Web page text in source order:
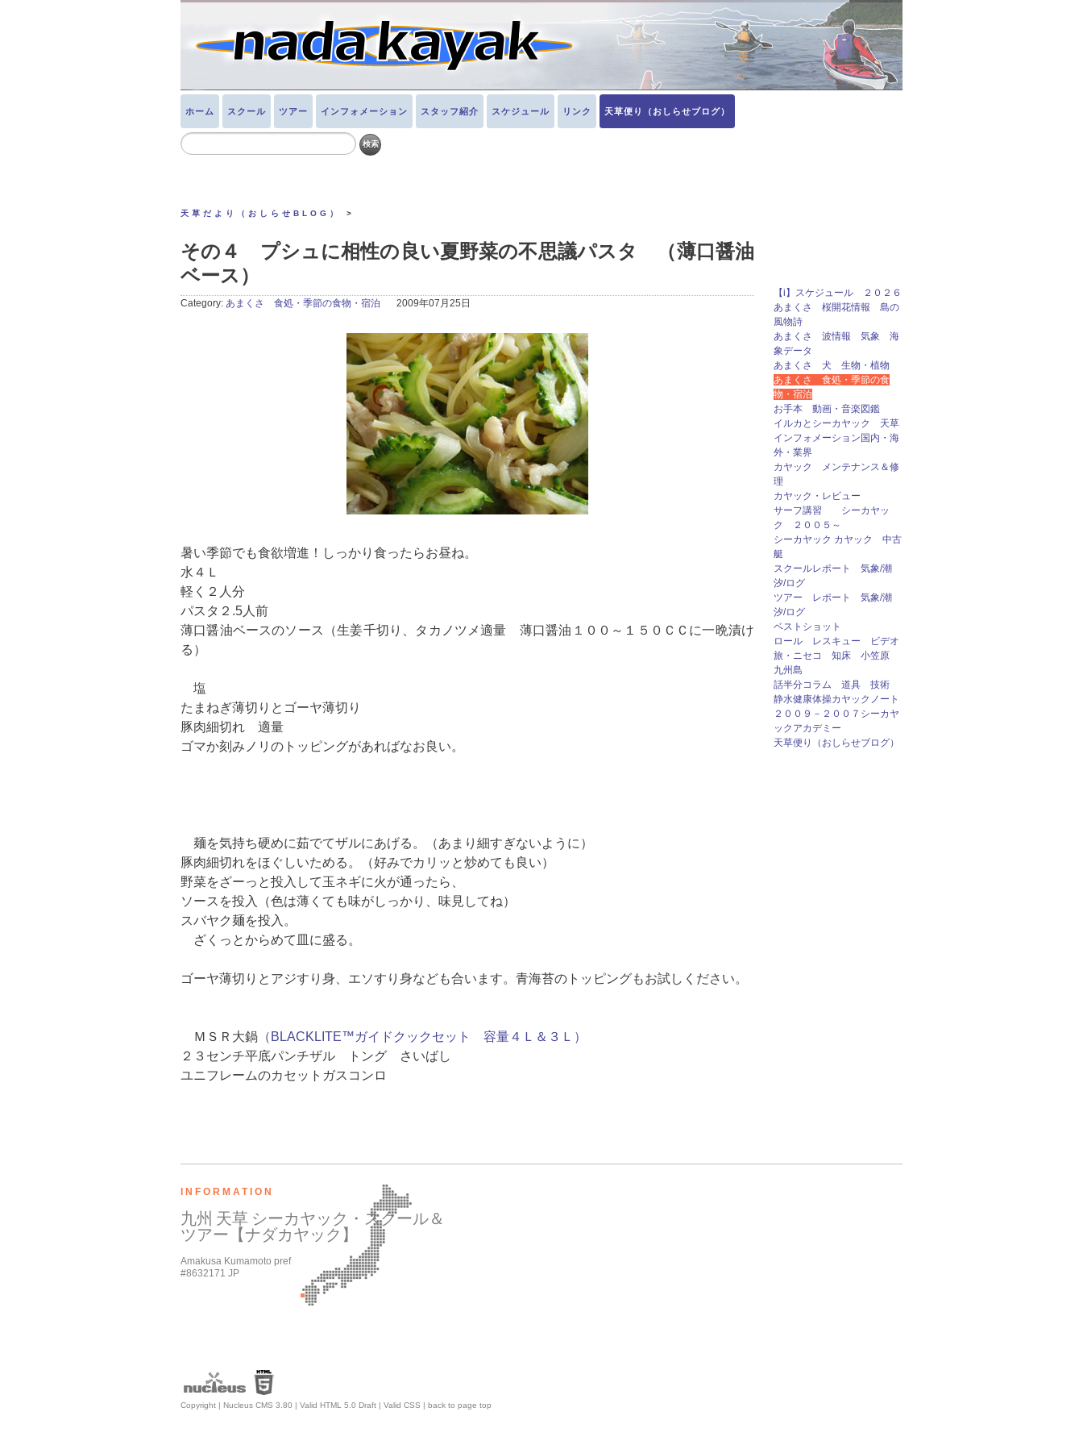
ホーム スクール ツアー インフォメーション スタッフ紹介 スケジュール リンク 天草便り（おしらせブログ）
天草だより（おしらせBLOG） >
その４ プシュに相性の良い夏野菜の不思議パスタ （薄口醤油
ベース）
Category: あまくさ 食処・季節の食物・宿泊 2009年07月25日
暑い季節でも食欲増進！しっかり食ったらお昼ね。
水４Ｌ
軽く２人分
パスタ２.5人前
薄口醤油ベースのソース（生姜千切り、タカノツメ適量 薄口醤油１００～１５０ＣＣに一晩漬け
る）
塩
たまねぎ薄切りとゴーヤ薄切り
豚肉細切れ 適量
ゴマか刻みノリのトッピングがあればなお良い。
麺を気持ち硬めに茹でてザルにあげる。（あまり細すぎないように）
豚肉細切れをほぐしいためる。（好みでカリッと炒めても良い）
野菜をざーっと投入して玉ネギに火が通ったら、
ソースを投入（色は薄くても味がしっかり、味見してね）
スバヤク麺を投入。
ざくっとからめて皿に盛る。
ゴーヤ薄切りとアジすり身、エソすり身なども合います。青海苔のトッピングもお試しください。
ＭＳＲ大鍋 （BLACKLITE™ガイドクックセット 容量４Ｌ＆３Ｌ）
２３センチ平底パンチザル トング さいばし
ユニフレームのカセットガスコンロ
【i】スケジュール ２０２６
あまくさ 桜開花情報 島の
風物詩
あまくさ 波情報 気象 海
象データ
あまくさ 犬 生物・植物
あまくさ 食処・季節の食
物・宿泊
お手本 動画・音楽図鑑
イルカとシーカヤック 天草
インフォメーション国内・海
外・業界
カヤック メンテナンス＆修
理
カヤック・レビュー
サーフ講習 シーカヤッ
ク ２００５～
シーカヤック カヤック 中古
艇
スクールレポート 気象/潮
汐/ログ
ツアー レポート 気象/潮
汐/ログ
ベストショット
ロール レスキュー ビデオ
旅・ニセコ 知床 小笠原
九州島
話半分コラム 道具 技術
静水健康体操カヤックノート
２００９－２００７シーカヤ
ックアカデミー
天草便り（おしらせブログ）
INFORMATION
九州 天草 シーカヤック・スクール＆
ツアー【ナダカヤック】
Amakusa Kumamoto pref
#8632171 JP
Copyright | Nucleus CMS 3.80 | Valid HTML 5.0 Draft | Valid CSS | back to page top